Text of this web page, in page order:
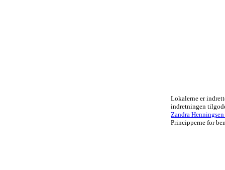
Lokalerne er
indretningen
Zandra Henningsen
Principperne for